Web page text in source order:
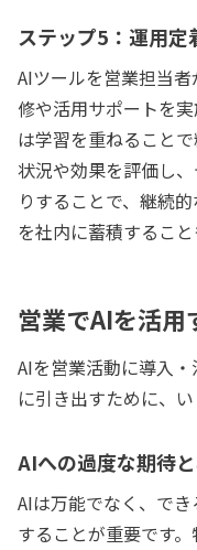
ステップ5：運用
AIツールを営業担当
修や活用サポートを
は学習を重ねること
状況や効果を評価し
りすることで、継続
を社内に蓄積すること
営業でAIを活用
AIを営業活動に導入
に引き出すために、
AIへの過度な期待
AIは万能でなく、で
することが重要です